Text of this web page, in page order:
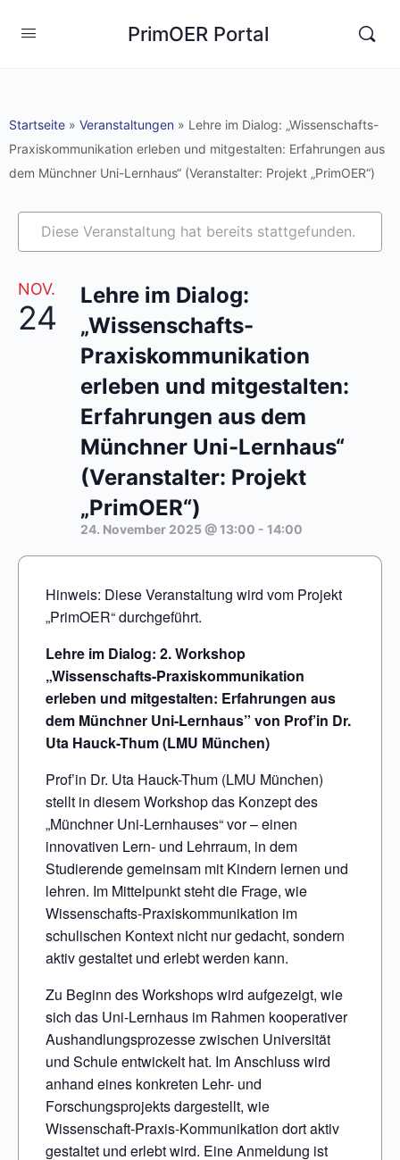
PrimOER Portal
Startseite » Veranstaltungen » Lehre im Dialog: „Wissenschafts-
Praxiskommunikation erleben und mitgestalten: Erfahrungen aus
dem Münchner Uni-Lernhaus“ (Veranstalter: Projekt „PrimOER“)
Diese Veranstaltung hat bereits stattgefunden.
NOV.
24
Lehre im Dialog:
„Wissenschafts-
Praxiskommunikation
erleben und mitgestalten:
Erfahrungen aus dem
Münchner Uni-Lernhaus“
(Veranstalter: Projekt
„PrimOER“)
24. November 2025 @ 13:00 - 14:00
Hinweis: Diese Veranstaltung wird vom Projekt
„PrimOER“ durchgeführt.
Lehre im Dialog: 2. Workshop
„Wissenschafts-Praxiskommunikation
erleben und mitgestalten: Erfahrungen aus
dem Münchner Uni-Lernhaus” von Prof’in Dr.
Uta Hauck-Thum (LMU München)
Prof’in Dr. Uta Hauck-Thum (LMU München)
stellt in diesem Workshop das Konzept des
„Münchner Uni-Lernhauses“ vor – einen
innovativen Lern- und Lehrraum, in dem
Studierende gemeinsam mit Kindern lernen und
lehren. Im Mittelpunkt steht die Frage, wie
Wissenschafts-Praxiskommunikation im
schulischen Kontext nicht nur gedacht, sondern
aktiv gestaltet und erlebt werden kann.
Zu Beginn des Workshops wird aufgezeigt, wie
sich das Uni-Lernhaus im Rahmen kooperativer
Aushandlungsprozesse zwischen Universität
und Schule entwickelt hat. Im Anschluss wird
anhand eines konkreten Lehr- und
Forschungsprojekts dargestellt, wie
Wissenschaft-Praxis-Kommunikation dort aktiv
gestaltet und erlebt wird. Eine Anmeldung ist